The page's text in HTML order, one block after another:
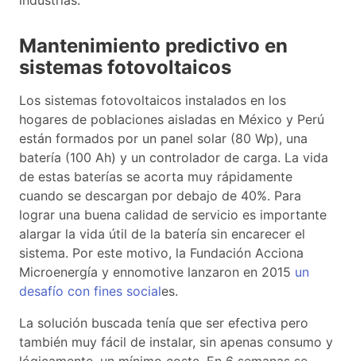
Mantenimiento predictivo en
sistemas fotovoltaicos
Los sistemas fotovoltaicos instalados en los
hogares de poblaciones aisladas en México y Perú
están formados por un panel solar (80 Wp), una
batería (100 Ah) y un controlador de carga. La vida
de estas baterías se acorta muy rápidamente
cuando se descargan por debajo de 40%. Para
lograr una buena calidad de servicio es importante
alargar la vida útil de la batería sin encarecer el
sistema. Por este motivo, la Fundación Acciona
Microenergía y ennomotive lanzaron en 2015 un
desafío con fines sociales.
La solución buscada tenía que ser efectiva pero
también muy fácil de instalar, sin apenas consumo y